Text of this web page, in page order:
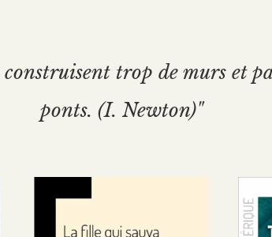
construisent trop de murs et
ponts. (I. Newton)"